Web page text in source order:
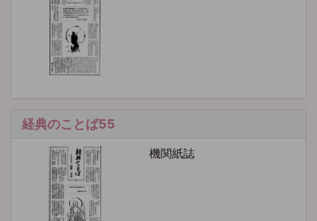
経典のことば55
機関紙誌